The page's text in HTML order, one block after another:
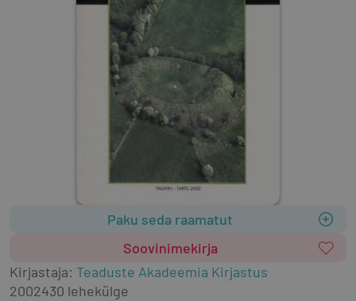
Paku seda raamatut
Soovinimekirja
Kirjastaja: Teaduste Akadeemia Kirjastus
2002430 lehekülge